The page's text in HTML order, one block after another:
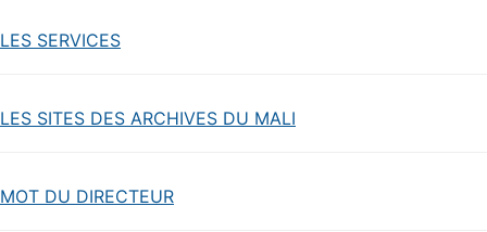
LES SERVICES
LES SITES DES ARCHIVES DU MALI
MOT DU DIRECTEUR